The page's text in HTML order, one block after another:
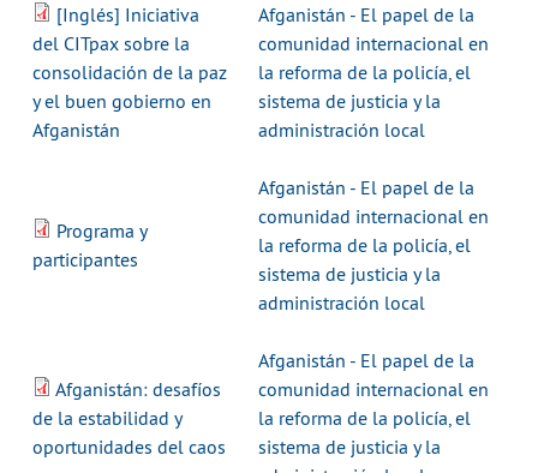
[Inglés] Iniciativa
del CITpax sobre la
consolidación de la paz
y el buen gobierno en
Afganistán
Afganistán - El papel de la
comunidad internacional en
la reforma de la policía, el
sistema de justicia y la
administración local
Programa y
participantes
Afganistán - El papel de la
comunidad internacional en
la reforma de la policía, el
sistema de justicia y la
administración local
Afganistán: desafíos
de la estabilidad y
oportunidades del caos
Afganistán - El papel de la
comunidad internacional en
la reforma de la policía, el
sistema de justicia y la